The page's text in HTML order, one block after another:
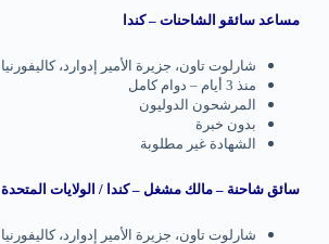
مساعد سائقو الشاحنات – كندا
شارلوت تاون، جزيرة الأمير إدوارد، كاليفورنيا
منذ 3 أيام – دوام كامل
المرشحون الدوليون
بدون خبرة
الشهادة غير مطلوبة
سائق شاحنة – مالك مشغل – كندا / الولايات المتحدة
شارلوت تاون، جزيرة الأمير إدوارد، كاليفورنيا